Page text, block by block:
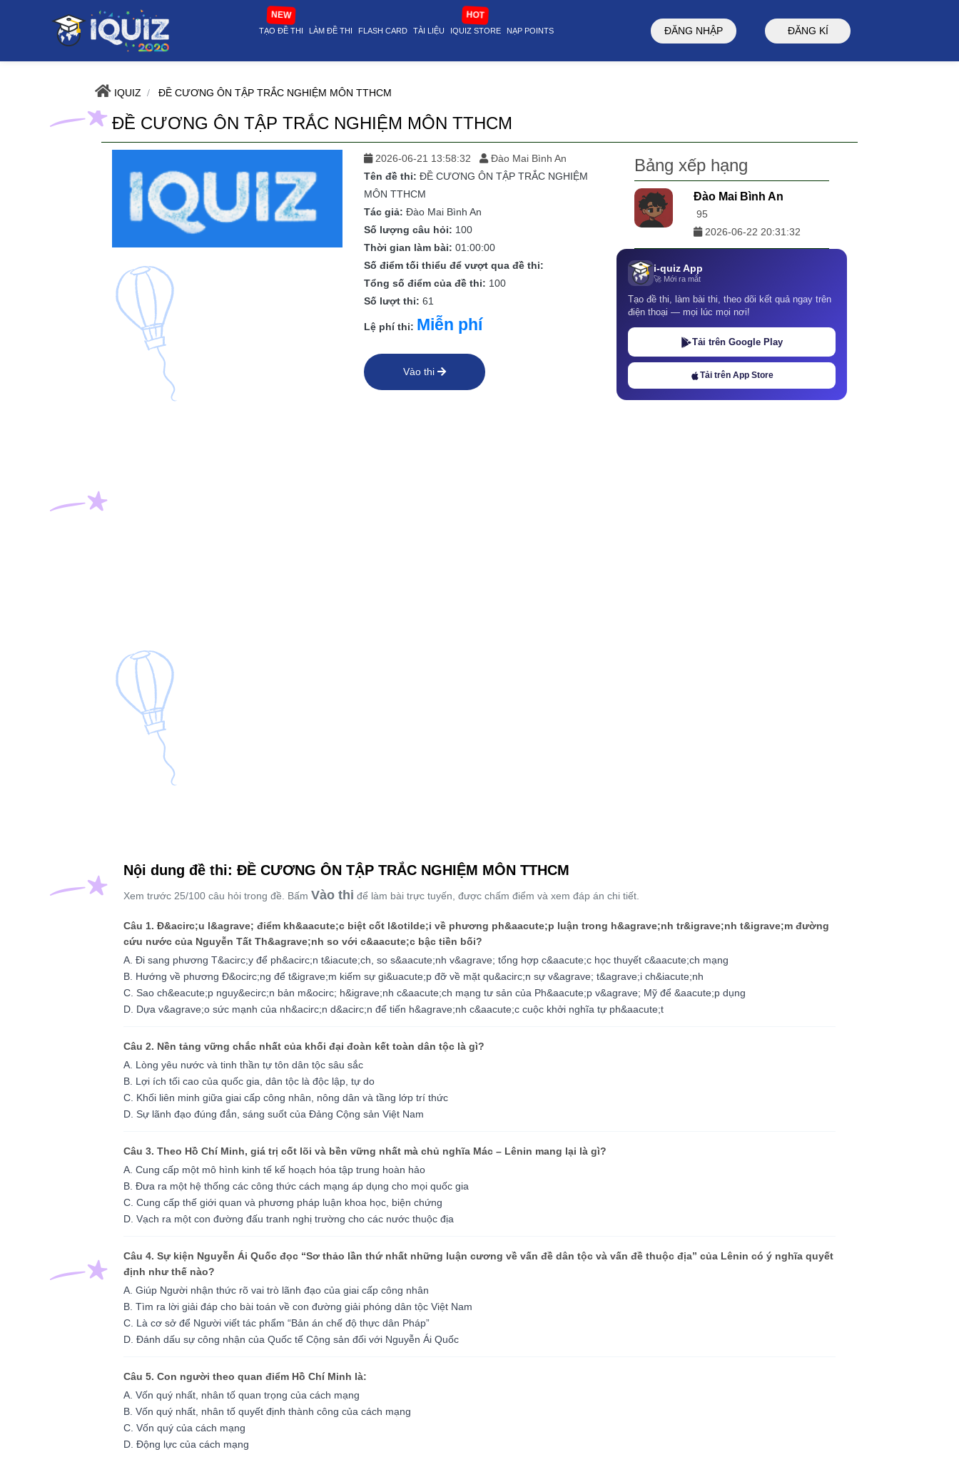
ĐỀ CƯƠNG ÔN TẬP TRẮC NGHIỆM MÔN TTHCM | i-quiz.vn@stop article@stop
TẠO ĐỀ THI
NEW
LÀM ĐỀ THI FLASH CARD TÀI LIỆU IQUIZ STORE
HOT
NẠP POINTS ĐĂNG NHẬP ĐĂNG KÍ
IQUIZ ĐỀ CƯƠNG ÔN TẬP TRẮC NGHIỆM MÔN TTHCM
ĐỀ CƯƠNG ÔN TẬP TRẮC NGHIỆM MÔN TTHCM
2026-06-21 13:58:32
Đào Mai Bình An
Tên đề thi:ĐỀ CƯƠNG ÔN TẬP TRẮC NGHIỆM
MÔN TTHCM
Tác giả:Đào Mai Bình An
Số lượng câu hỏi: 100
Thời gian làm bài:01:00:00
Số điểm tối thiểu để vượt qua đề thi:
Tổng số điểm của đề thi: 100
Số lượt thi:61
Lệ phí thi: Miễn phí
Vào thi
Bảng xếp hạng
Đào Mai Bình An
95
2026-06-22 20:31:32
i-quiz App
🚀 Mới ra mắt
Tạo đề thi, làm bài thi, theo dõi kết quả ngay trên
điện thoại — mọi lúc mọi nơi!
Tải trên Google Play
Tải trên App Store
Nội dung đề thi: ĐỀ CƯƠNG ÔN TẬP TRẮC NGHIỆM MÔN TTHCM
Xem trước 25/100 câu hỏi trong đề. Bấm Vào thi để làm bài trực tuyến, được chấm điểm và xem đáp án chi tiết.
Câu 1. Đ&acirc;u l&agrave; điểm kh&aacute;c biệt cốt l&otilde;i về phương ph&aacute;p luận trong h&agrave;nh tr&igrave;nh t&igrave;m đường
cứu nước của Nguyễn Tất Th&agrave;nh so với c&aacute;c bậc tiền bối?
A. Đi sang phương T&acirc;y để ph&acirc;n t&iacute;ch, so s&aacute;nh v&agrave; tổng hợp c&aacute;c học thuyết c&aacute;ch mạng
B. Hướng về phương Đ&ocirc;ng để t&igrave;m kiếm sự gi&uacute;p đỡ về mặt qu&acirc;n sự v&agrave; t&agrave;i ch&iacute;nh
C. Sao ch&eacute;p nguy&ecirc;n bản m&ocirc; h&igrave;nh c&aacute;ch mạng tư sản của Ph&aacute;p v&agrave; Mỹ để &aacute;p dụng
D. Dựa v&agrave;o sức mạnh của nh&acirc;n d&acirc;n để tiến h&agrave;nh c&aacute;c cuộc khởi nghĩa tự ph&aacute;t
Câu 2. Nền tảng vững chắc nhất của khối đại đoàn kết toàn dân tộc là gì?
A. Lòng yêu nước và tinh thần tự tôn dân tộc sâu sắc
B. Lợi ích tối cao của quốc gia, dân tộc là độc lập, tự do
C. Khối liên minh giữa giai cấp công nhân, nông dân và tầng lớp trí thức
D. Sự lãnh đạo đúng đắn, sáng suốt của Đảng Cộng sản Việt Nam
Câu 3. Theo Hồ Chí Minh, giá trị cốt lõi và bền vững nhất mà chủ nghĩa Mác – Lênin mang lại là gì?
A. Cung cấp một mô hình kinh tế kế hoạch hóa tập trung hoàn hảo
B. Đưa ra một hệ thống các công thức cách mạng áp dụng cho mọi quốc gia
C. Cung cấp thế giới quan và phương pháp luận khoa học, biện chứng
D. Vạch ra một con đường đấu tranh nghị trường cho các nước thuộc địa
Câu 4. Sự kiện Nguyễn Ái Quốc đọc “Sơ thảo lần thứ nhất những luận cương về vấn đề dân tộc và vấn đề thuộc địa” của Lênin có ý nghĩa quyết
định như thế nào?
A. Giúp Người nhận thức rõ vai trò lãnh đạo của giai cấp công nhân
B. Tìm ra lời giải đáp cho bài toán về con đường giải phóng dân tộc Việt Nam
C. Là cơ sở để Người viết tác phẩm “Bản án chế độ thực dân Pháp”
D. Đánh dấu sự công nhận của Quốc tế Cộng sản đối với Nguyễn Ái Quốc
Câu 5. Con người theo quan điểm Hồ Chí Minh là:
A. Vốn quý nhất, nhân tố quan trọng của cách mạng
B. Vốn quý nhất, nhân tố quyết định thành công của cách mạng
C. Vốn quý của cách mạng
D. Động lực của cách mạng